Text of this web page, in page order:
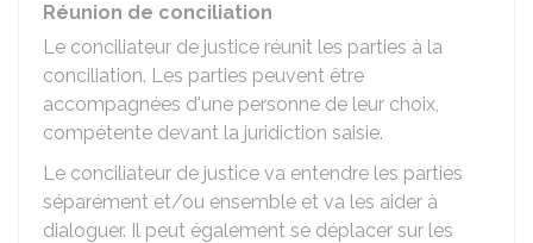
Réunion de conciliation
Le conciliateur de justice réunit les parties à la
conciliation. Les parties peuvent être
accompagnées d'une personne de leur choix,
compétente devant la juridiction saisie.
Le conciliateur de justice va entendre les parties
séparément et/ou ensemble et va les aider à
dialoguer. Il peut également se déplacer sur les